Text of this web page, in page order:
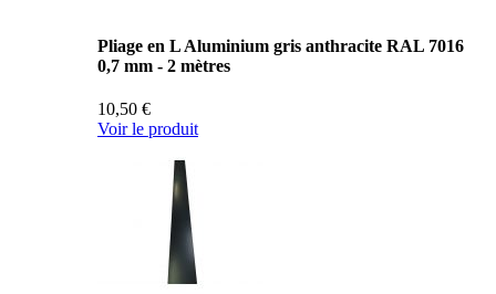
Pliage en L Aluminium gris anthracite RAL 7016
0,7 mm - 2 mètres
10,50 €
Voir le produit